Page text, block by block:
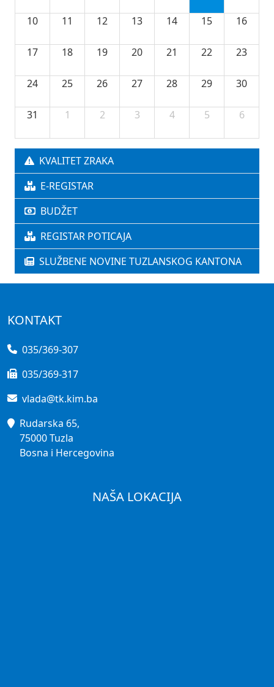
10 11 12 13 14 15 16
17 18 19 20 21 22 23
24 25 26 27 28 29 30
31 1 2 3 4 5 6
KVALITET ZRAKA
E-REGISTAR
BUDŽET
REGISTAR POTICAJA
SLUŽBENE NOVINE TUZLANSKOG KANTONA
KONTAKT
035/369-307
035/369-317
vlada@tk.kim.ba
Rudarska 65,
75000 Tuzla
Bosna i Hercegovina
NAŠA LOKACIJA